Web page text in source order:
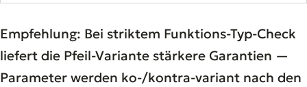
Empfehlung: Bei striktem Funktions-Typ-Check
liefert die Pfeil-Variante stärkere Garantien —
Parameter werden ko-/kontra-variant nach den